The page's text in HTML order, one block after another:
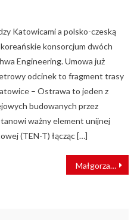
Katowicami a polsko-czeską
konsorcjum dwóch
Engineering. Umowa już
odcinek to fragment trasy
– Ostrawa to jeden z
budowanych przez
ważny element unijnej
(TEN-T) łącząc […]
Małgorzata Kuczewska-Łaska odwołana z Zarządu PKP Polskich Linii Kolejowych S.A.